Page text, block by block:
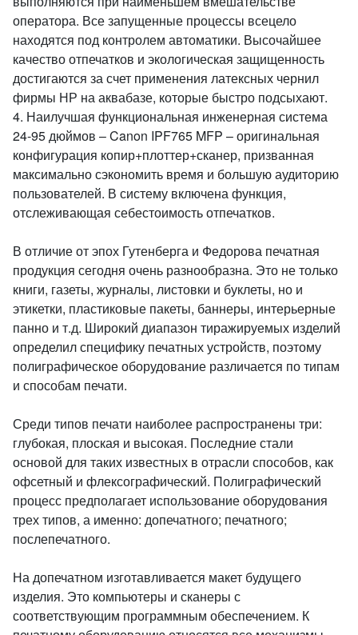
оператора. Все запущенные процессы всецело
находятся под контролем автоматики. Высочайшее
качество отпечатков и экологическая защищенность
достигаются за счет применения латексных чернил
фирмы НР на аквабазе, которые быстро подсыхают.
4. Наилучшая функциональная инженерная система
24-95 дюймов – Canon IPF765 MFP – оригинальная
конфигурация копир+плоттер+сканер, призванная
максимально сэкономить время и большую аудиторию
пользователей. В систему включена функция,
отслеживающая себестоимость отпечатков.
В отличие от эпох Гутенберга и Федорова печатная
продукция сегодня очень разнообразна. Это не только
книги, газеты, журналы, листовки и буклеты, но и
этикетки, пластиковые пакеты, баннеры, интерьерные
панно и т.д. Широкий диапазон тиражируемых изделий
определил специфику печатных устройств, поэтому
полиграфическое оборудование различается по типам
и способам печати.
Среди типов печати наиболее распространены три:
глубокая, плоская и высокая. Последние стали
основой для таких известных в отрасли способов, как
офсетный и флексографический. Полиграфический
процесс предполагает использование оборудования
трех типов, а именно: допечатного; печатного;
послепечатного.
На допечатном изготавливается макет будущего
изделия. Это компьютеры и сканеры с
соответствующим программным обеспечением. К